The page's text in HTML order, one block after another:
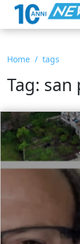
Home tags
Tag: